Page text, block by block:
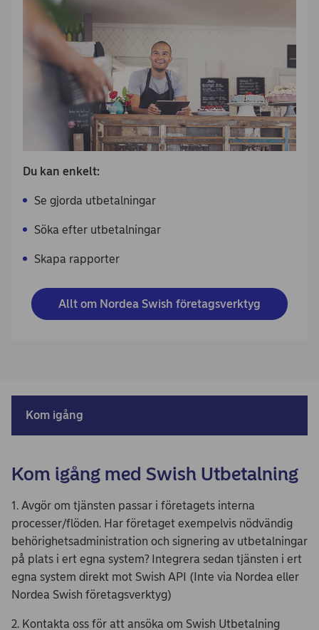
Du kan enkelt:
Se gjorda utbetalningar
Söka efter utbetalningar
Skapa rapporter
Allt om Nordea Swish företagsverktyg
Kom igång
Kom igång med Swish Utbetalning
1. Avgör om tjänsten passar i företagets interna
processer/flöden. Har företaget exempelvis nödvändig
behörighetsadministration och signering av utbetalningar
på plats i ert egna system? Integrera sedan tjänsten i ert
egna system direkt mot Swish API (Inte via Nordea eller
Nordea Swish företagsverktyg)
2. Kontakta oss för att ansöka om Swish Utbetalning